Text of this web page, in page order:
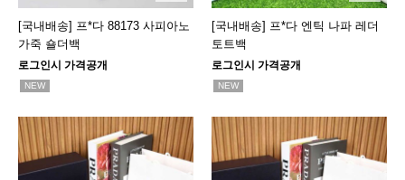
[국내배송] 프*다 88173 사피아노
가죽 숄더백
로그인시 가격공개
NEW
[국내배송] 프*다 엔틱 나파 레더
토트백
로그인시 가격공개
NEW